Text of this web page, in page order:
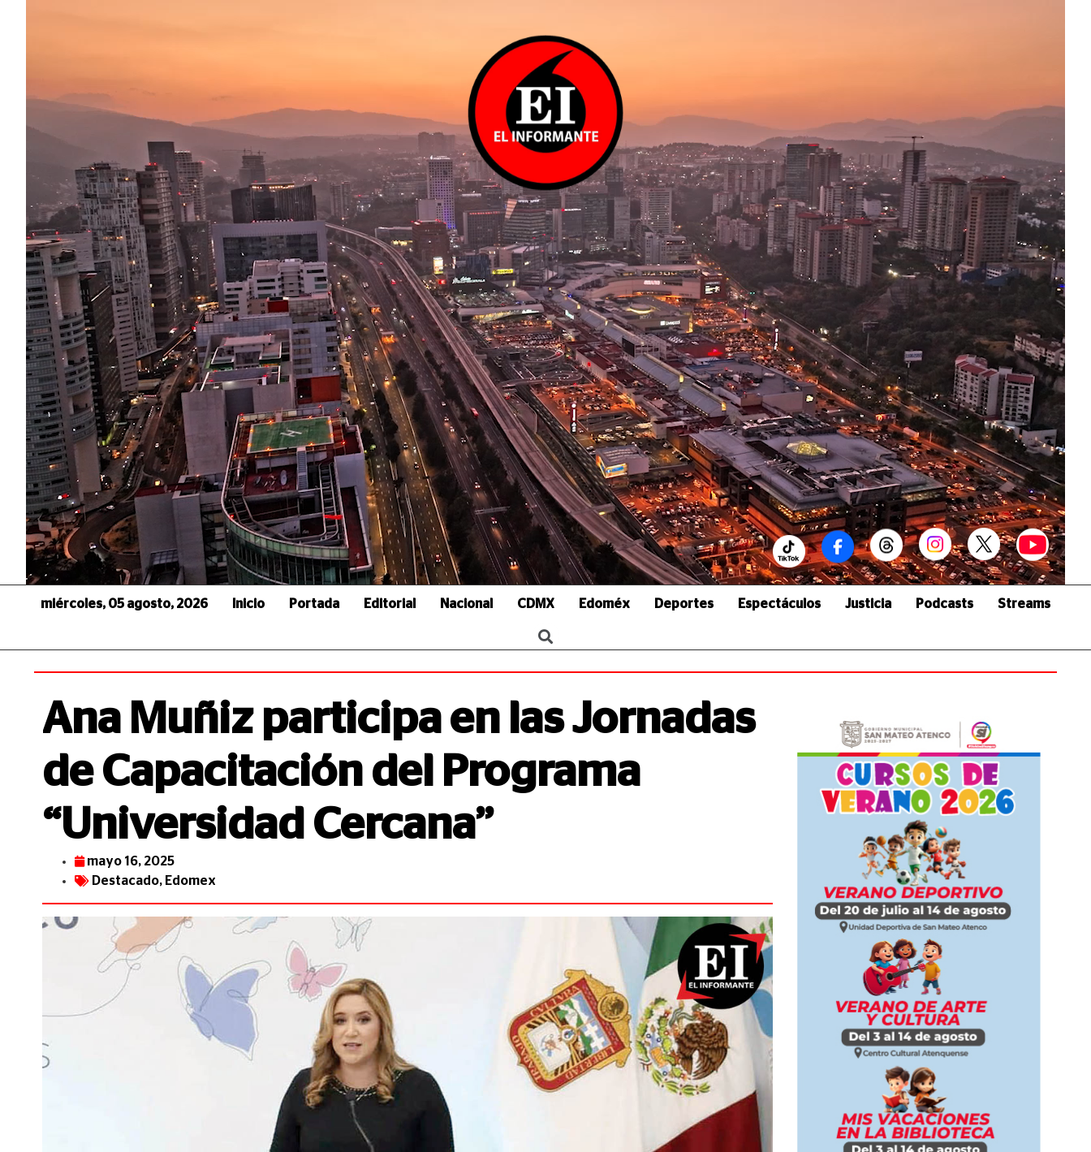
miércoles, 05 agosto, 2026 Inicio Portada Editorial Nacional CDMX Edoméx Deportes Espectáculos Justicia Podcasts Streams
Ana Muñiz participa en las Jornadas
de Capacitación del Programa
“Universidad Cercana”
mayo 16, 2025
Destacado, Edomex